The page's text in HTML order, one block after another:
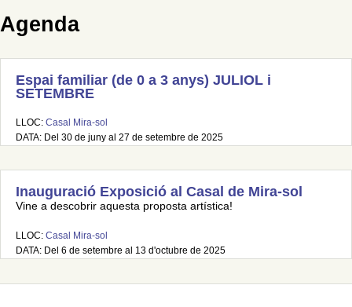
Agenda
Espai familiar (de 0 a 3 anys) JULIOL i
SETEMBRE
LLOC: Casal Mira-sol
DATA: Del 30 de juny al 27 de setembre de 2025
Inauguració Exposició al Casal de Mira-sol
Vine a descobrir aquesta proposta artística!
LLOC: Casal Mira-sol
DATA: Del 6 de setembre al 13 d'octubre de 2025